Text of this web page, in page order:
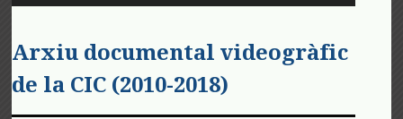
Arxiu documental videogràfic
de la CIC (2010-2018)